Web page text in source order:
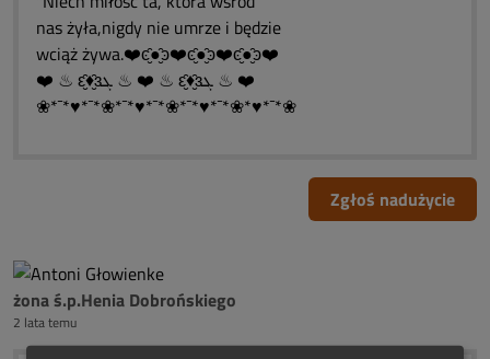
nas żyła,nigdy nie umrze i będzie
wciąż żywa.❤️ͼ̮̑●̮̑ͽ❤️ͼ̮̑●̮̑ͽ❤️ͼ̮̑●̮̑ͽ❤️
❤️ ♨ ԑ̮̑♦̮̑ɜܓ ♨ ❤️ ♨ ԑ̮̑♦̮̑ɜܓ ♨ ❤️
❀*¯*♥*¯*❀*¯*♥*¯*❀*¯*♥*¯*❀*♥*¯*❀
Zgłoś nadużycie
żona ś.p.Henia Dobrońskiego
2 lata temu